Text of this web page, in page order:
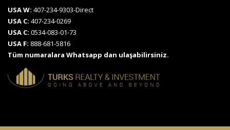
USA W: 407-234-9303-Direct
USA C: 407-234-0269
USA C: 0534-083-01-73
USA F: 888-681-5816
Tüm numaralara Whatsapp dan ulaşabilirsiniz.